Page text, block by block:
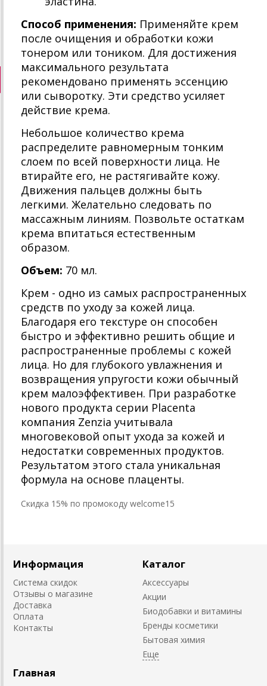
Способ применения: Применяйте крем
после очищения и обработки кожи
тонером или тоником. Для достижения
максимального результата
рекомендовано применять эссенцию
или сыворотку. Эти средство усиляет
действие крема.
Небольшое количество крема
распределите равномерным тонким
слоем по всей поверхности лица. Не
втирайте его, не растягивайте кожу.
Движения пальцев должны быть
легкими. Желательно следовать по
массажным линиям. Позвольте остаткам
крема впитаться естественным
образом.
Объем: 70 мл.
Крем - одно из самых распространенных
средств по уходу за кожей лица.
Благодаря его текстуре он способен
быстро и эффективно решить общие и
распространенные проблемы с кожей
лица. Но для глубокого увлажнения и
возвращения упругости кожи обычный
крем малоэффективен. При разработке
нового продукта серии Placenta
компания Zenzia учитывала
многовековой опыт ухода за кожей и
недостатки современных продуктов.
Результатом этого стала уникальная
формула на основе плаценты.
Cкидка 15% по промокоду welcome15
Информация
Система скидок
Отзывы о магазине
Доставка
Оплата
Контакты
Каталог
Аксессуары
Акции
Биодобавки и витамины
Бренды косметики
Бытовая химия
Главная